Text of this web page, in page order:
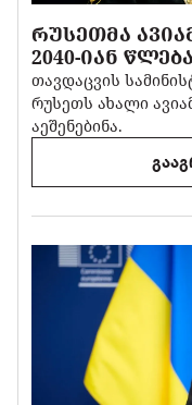
ᲠᲣᲡᲔᲗᲛᲐ
2040-ᲘᲐᲜ
თავდაცვის
რუსეთს ახალი
აეშენებინა.